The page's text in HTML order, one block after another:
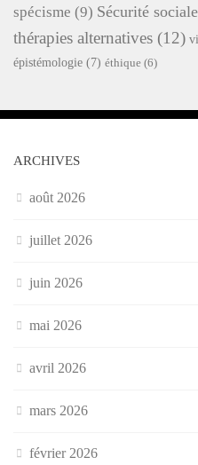
spécisme (9) Sécurité sociale
thérapies alternatives (12)
épistémologie (7) éthique (6)
ARCHIVES
août 2026
juillet 2026
juin 2026
mai 2026
avril 2026
mars 2026
février 2026